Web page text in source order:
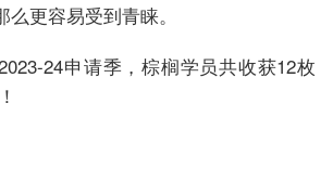
更容易受到青睐。
24申请季，棕榈学员共收获12枚